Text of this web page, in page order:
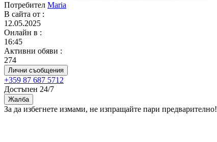
Потребител Maria
В сайта от :
12.05.2025
Онлайн в :
16:45
Активни обяви :
274
Лични съобщения
+359 87 687 5712
Достъпен 24/7
Жалба
За да избегнете измами, не изпращайте пари предварително!